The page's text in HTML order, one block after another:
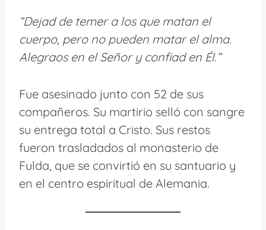
“Dejad de temer a los que matan el
cuerpo, pero no pueden matar el alma.
Alegraos en el Señor y confiad en Él.”
Fue asesinado junto con 52 de sus
compañeros. Su martirio selló con sangre
su entrega total a Cristo. Sus restos
fueron trasladados al monasterio de
Fulda, que se convirtió en su santuario y
en el centro espiritual de Alemania.